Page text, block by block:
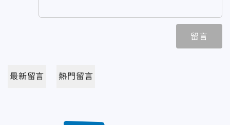
留言
最新留言 熱門留言